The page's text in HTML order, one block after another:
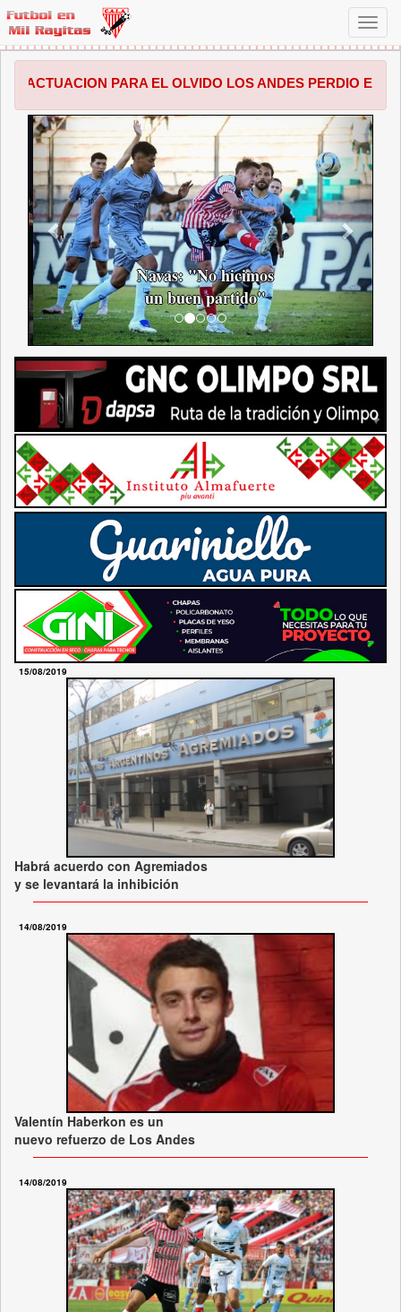
PARA EL OLVIDO LOS ANDES PERDIO EN SALTA POR 1 A
Navas: "No hicimos
un buen partido"
ANTERIOR
15/08/2019
Habrá acuerdo con Agremiados
y se levantará la inhibición
14/08/2019
Valentín Haberkon es un
nuevo refuerzo de Los Andes
14/08/2019